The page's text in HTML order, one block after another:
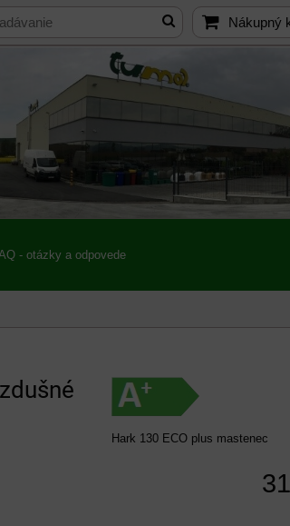
Nákupný
- otázky a odpovede
Hark 130 ECO plus mastenec